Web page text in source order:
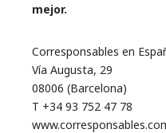
mejor.
Corresponsables en
Vía Augusta, 29
08006 (Barcelona)
T +34 93 752 47 78